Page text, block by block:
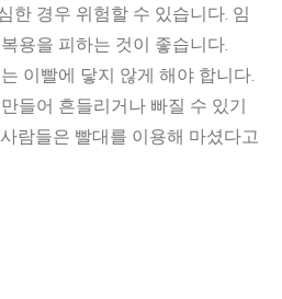
한 경우 위험할 수 있습니다. 임
용을 피하는 것이 좋습니다.
이빨에 닿지 않게 해야 합니다.
들어 흔들리거나 빠질 수 있기
람들은 빨대를 이용해 마셨다고